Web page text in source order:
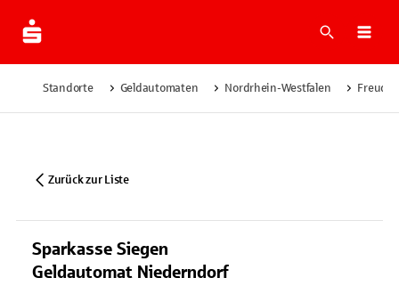
Suche
Standorte Geldautomaten Nordrhein-Westfalen
Zurück zur Liste
Sparkasse Siegen
Geldautomat Niederndorf